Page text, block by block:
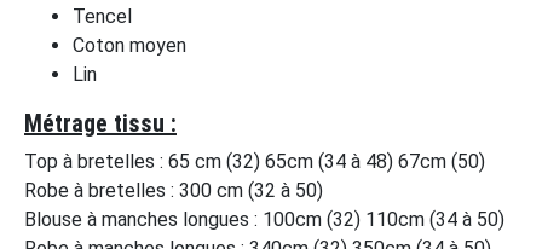
Tencel
Coton moyen
Lin
Métrage tissu :
Top à bretelles : 65 cm (32) 65cm (34 à 48) 67cm (50)
Robe à bretelles : 300 cm (32 à 50)
Blouse à manches longues : 100cm (32) 110cm (34 à 50)